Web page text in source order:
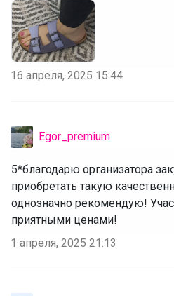
16 апреля, 2025 15:44
Egor_premium
5*благодарю организатора
приобретать такую
однозначно рекомендую!
приятными ценами!
1 апреля, 2025 21:13